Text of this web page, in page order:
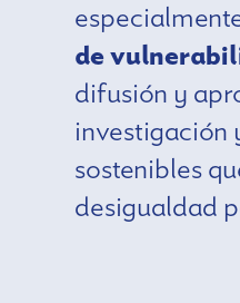
de
difusión y
investigación
sostenibles
desigualdad